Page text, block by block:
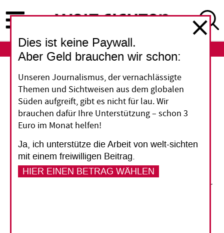
zum
Inhalt
ABO
Nicht reif für die Revolution
Anders als in Tunesien, Ägypten und Libyen hat
sich das Volk in Algerien nicht gegen seine
Regierung erhoben. Dabei kommt es auch hier
seit Jahren immer wieder zu örtlichen
Protesten. Doch die Algerier verfolgt noch
immer das Trauma des brutalen Bürgerkriegs in
den 1990er Jahren. Die Polizei ist erfahren in der
Dies ist keine Paywall.
Aber Geld brauchen wir schon:
Unseren Journalismus, der vernachlässigte
Themen und Sichtweisen aus dem globalen
Süden aufgreift, gibt es nicht für lau. Wir
brauchen dafür Ihre Unterstützung – schon 3
Euro im Monat helfen!
Ja, ich unterstütze die Arbeit von welt-sichten
mit einem freiwilligen Beitrag.
HIER EINEN BETRAG WÄHLEN